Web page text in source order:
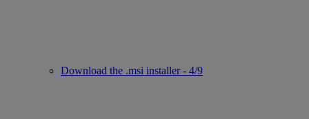
Download the .msi installer - 4/9